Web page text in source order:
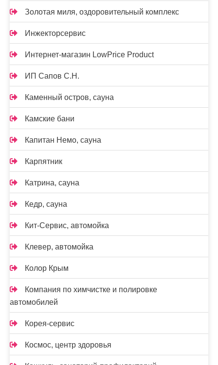
Золотая миля, оздоровительный комплекс
Инжекторсервис
Интернет-магазин LowPrice Product
ИП Сапов С.Н.
Каменный остров, сауна
Камские бани
Капитан Немо, сауна
Карпятник
Катрина, сауна
Кедр, сауна
Кит-Сервис, автомойка
Клевер, автомойка
Колор Крым
Компания по химчистке и полировке
автомобилей
Корея-сервис
Космос, центр здоровья